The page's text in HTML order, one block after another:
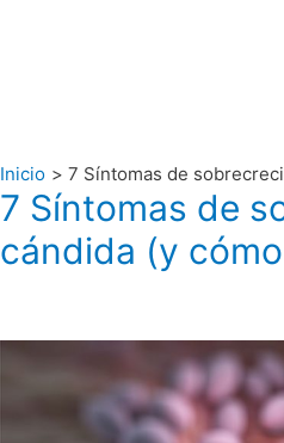
Inicio 7 Síntomas de
7 Síntomas de
cándida (y